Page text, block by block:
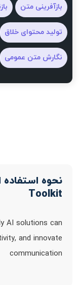
بازآفرینی متن
تولید محتوای خلاق
نگارش متن عمومی
Toolkit
AI solutions can
and innovate
communication